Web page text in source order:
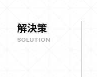
解決策
SOLUTION